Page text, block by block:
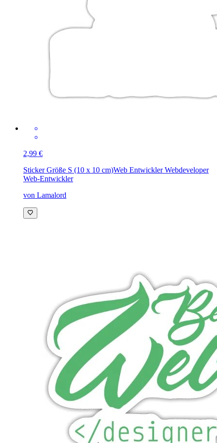
2,99 €
Sticker Größe S (10 x 10 cm)Web Entwickler Webdeveloper
Web-Entwickler
von Lamalord